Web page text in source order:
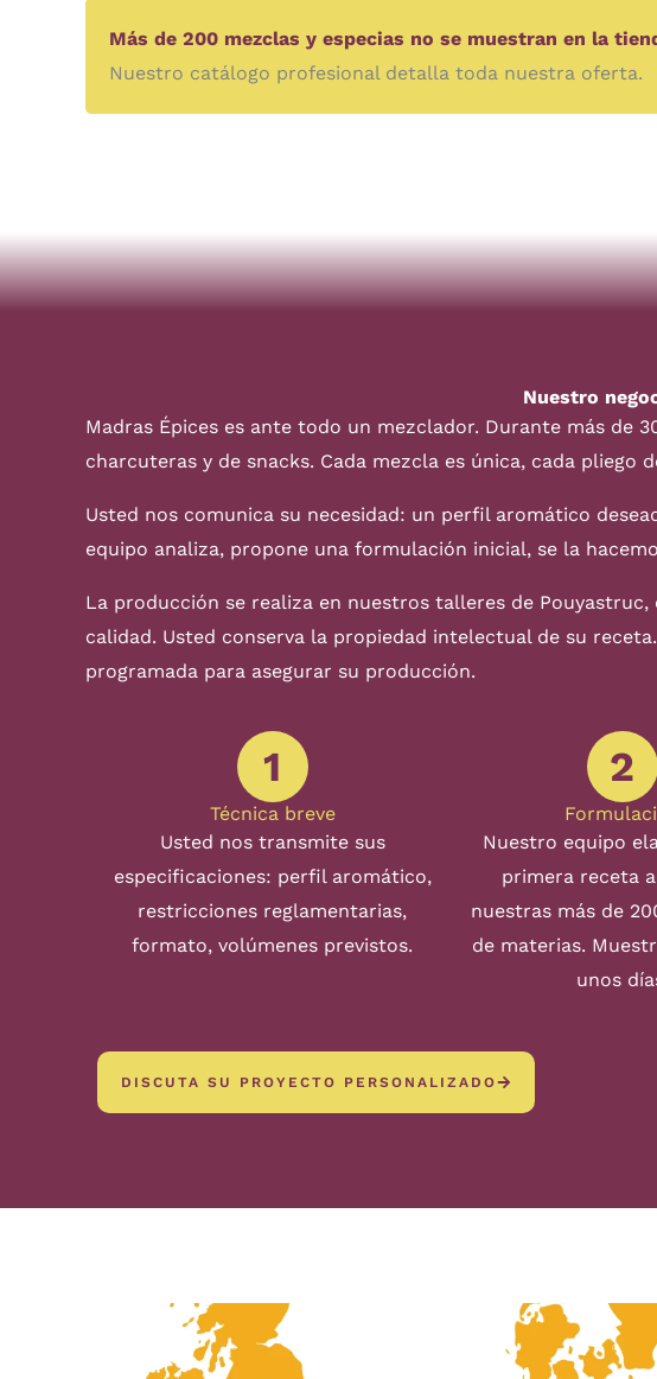
Más de 200 mezclas y especias no se muestran en la
Nuestro catálogo profesional detalla toda nuestra oferta.
Nuestro
Madras Épices es ante todo un mezclador. Durante más de
charcuteras y de snacks. Cada mezcla es única, cada
Usted nos comunica su necesidad: un perfil aromático
equipo analiza, propone una formulación inicial, se la
La producción se realiza en nuestros talleres de
calidad. Usted conserva la propiedad intelectual de su
programada para asegurar su producción.
1
Técnica breve
Usted nos transmite sus
especificaciones: perfil aromático,
restricciones reglamentarias,
formato, volúmenes previstos.
2
Nuestro equipo
primera receta
nuestras más de
de materias.
unos
DISCUTA SU PROYECTO PERSONALIZADO